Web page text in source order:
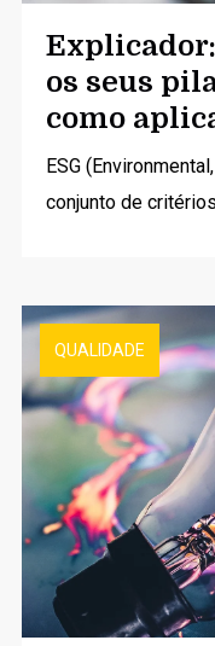
Explicador:
os seus
como
ESG
conjunto de
QUALIDADE